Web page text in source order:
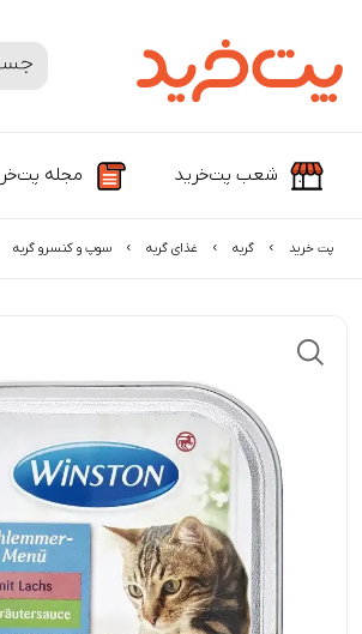
شعب پت‌خرید مجله
پت خرید گربه غذای گربه سوپ و کنسرو گربه